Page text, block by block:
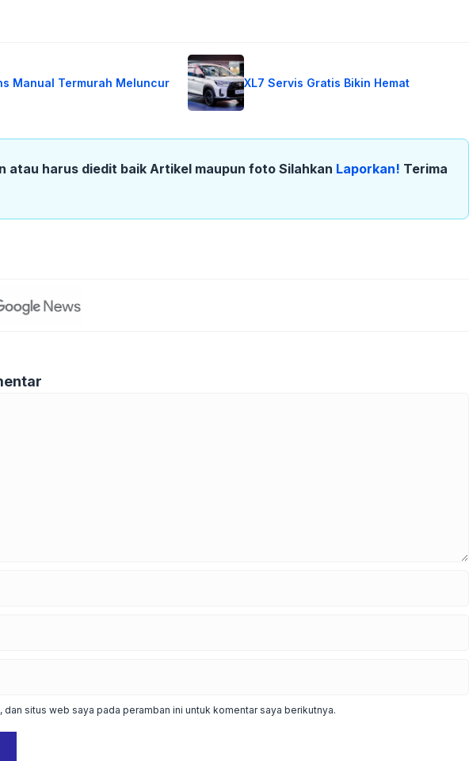
Manual Termurah Meluncur XL7 Servis Gratis Bikin Hemat
atau harus diedit baik Artikel maupun foto Silahkan Laporkan! Terima
dan situs web saya pada peramban ini untuk komentar saya berikutnya.